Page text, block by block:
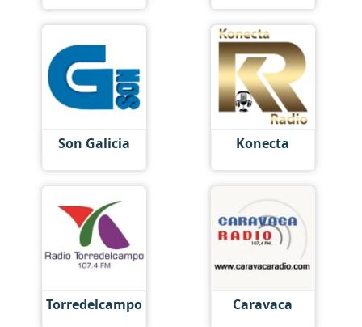
Son Galicia Konecta
Torredelcampo Caravaca